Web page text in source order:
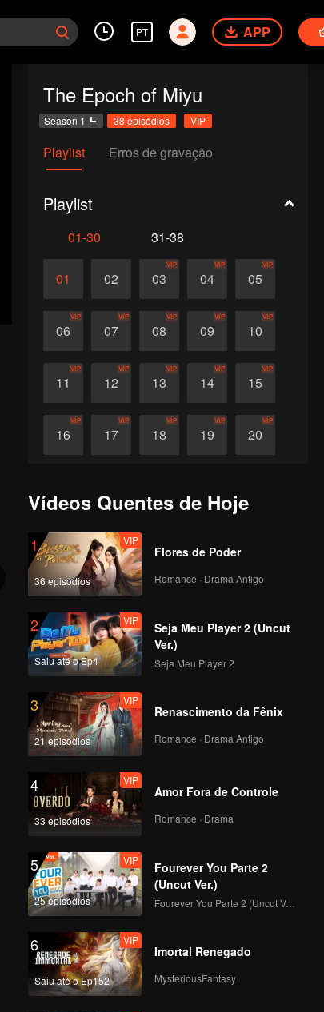
PT APP
The Epoch of Miyu
Season 1 38 episódios VIP
Playlist Erros de gravação
Playlist
01-30 31-38
01 02 03
VIP
04
VIP
05
VIP
06
VIP
07
VIP
08
VIP
09
VIP
10
VIP
11
VIP
12
VIP
13
VIP
14
VIP
15
VIP
16
VIP
17
VIP
18
VIP
19
VIP
20
VIP
26 27
Vídeos Quentes de Hoje
1
36 episódios
VIP
Flores de Poder
Romance · Drama Antigo
2
Saiu até o Ep4
VIP
Seja Meu Player 2 (Uncut
Ver.)
Seja Meu Player 2
3
21 episódios
VIP
Renascimento da Fênix
Romance · Drama Antigo
4
33 episódios
VIP
Amor Fora de Controle
Romance · Drama
5
25 episódios
VIP
Fourever You Parte 2
(Uncut Ver.)
Fourever You Parte 2 (Uncut Ver.)
6
Saiu até o Ep152
VIP
Imortal Renegado
MysteriousFantasy